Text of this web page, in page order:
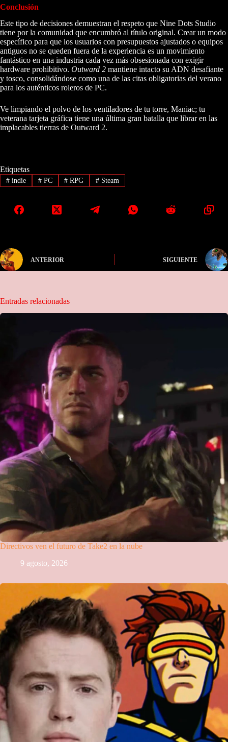
Conclusión
Este tipo de decisiones demuestran el respeto que Nine Dots Studio
tiene por la comunidad que encumbró al título original. Crear un modo
específico para que los usuarios con presupuestos ajustados o equipos
antiguos no se queden fuera de la experiencia es un movimiento
fantástico en una industria cada vez más obsesionada con exigir
hardware prohibitivo. Outward 2 mantiene intacto su ADN desafiante
y tosco, consolidándose como una de las citas obligatorias del verano
para los auténticos roleros de PC.
Ve limpiando el polvo de los ventiladores de tu torre, Maniac; tu
veterana tarjeta gráfica tiene una última gran batalla que librar en las
implacables tierras de Outward 2.
Etiquetas
#indie #PC # RPG # Steam
ANTERIOR SIGUIENTE
Entradas relacionadas
Directivos ven el futuro de Take2 en la nube
9 agosto, 2026